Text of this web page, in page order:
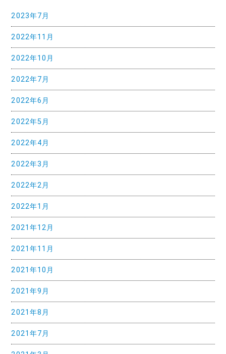
ョ
ン
2023年7月
2022年11月
2022年10月
2022年7月
2022年6月
2022年5月
2022年4月
2022年3月
2022年2月
2022年1月
2021年12月
2021年11月
2021年10月
2021年9月
2021年8月
2021年7月